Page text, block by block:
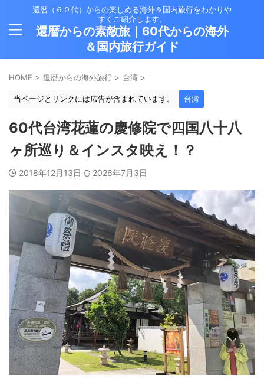
還暦（６０代）からの楽しめる海外＆国内旅行をわかりや
すくご紹介します。
還暦からの素敵旅｜60代からの海外
＆国内旅行ガイド
HOME > 還暦からの海外旅行 > 台湾 >
当ページとリンクには広告が含まれています。 台湾
60代台湾花蓮の慶修院で四国八十八
ヶ所巡り＆インスタ映え！？
2018年12月13日 2026年7月3日